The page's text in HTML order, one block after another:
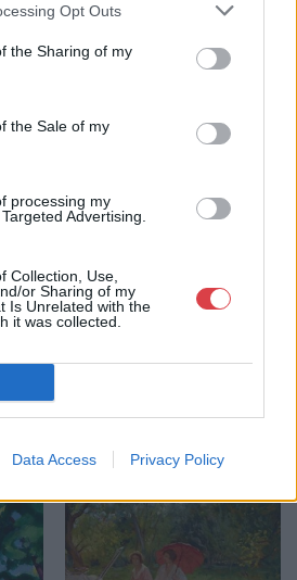
Opt Outs
the Sharing of my
the Sale of my
processing my
Advertising.
Collection, Use,
or Sharing of my
Is Unrelated with the
it was collected.
Data Access Privacy Policy
negyven aukcióján tízezernél több
művészettörténész, a Galéria
éves szakmai tapasztalattal
Monumentális, a hazai festészet
alapvetően változtatta meg a
addig kialakult képet.
MŰTÁRGYAI